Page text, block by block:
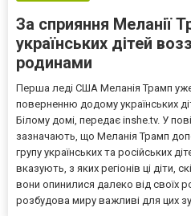
За сприяння Меланії
українських дітей
родинами
Перша леді США Меланія Трамп
поверненню додому українських
Білому домі, передає inshe.tv. У
зазначають, що Меланія Трамп
групу українських та російських
вказують, з яких регіонів ці діти,
вони опинилися далеко від своїх
розбудова миру важливі для цих